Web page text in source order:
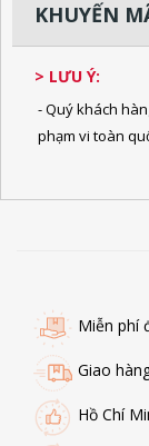
KHUYẾN
> LƯU Ý:
- Quý khách
phạm vi toàn
Miễn phí
Giao
Hồ Chí